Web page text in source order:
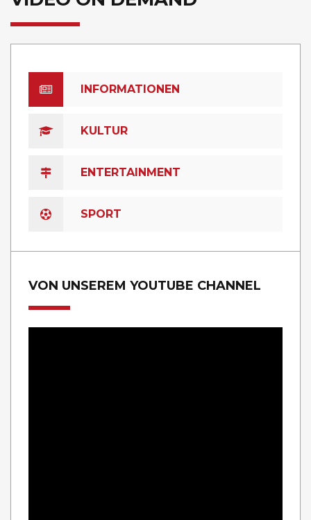
INFORMATIONEN
KULTUR
ENTERTAINMENT
SPORT
VON UNSEREM YOUTUBE CHANNEL